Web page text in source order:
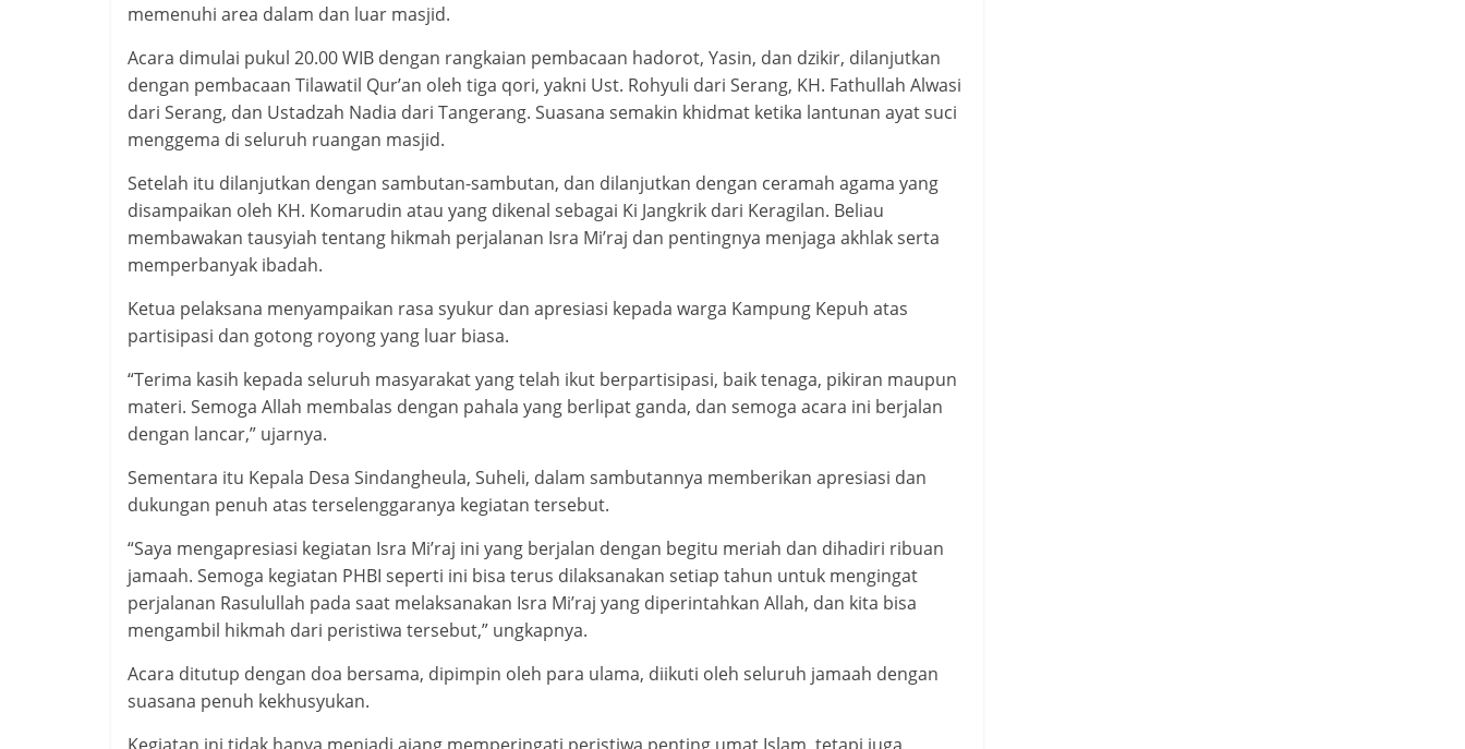
memenuhi area dalam dan luar masjid.
Acara dimulai pukul 20.00 WIB dengan rangkaian pembacaan hadorot, Yasin, dan dzikir, dilanjutkan
dengan pembacaan Tilawatil Qur’an oleh tiga qori, yakni Ust. Rohyuli dari Serang, KH. Fathullah Alwasi
dari Serang, dan Ustadzah Nadia dari Tangerang. Suasana semakin khidmat ketika lantunan ayat suci
menggema di seluruh ruangan masjid.
Setelah itu dilanjutkan dengan sambutan-sambutan, dan dilanjutkan dengan ceramah agama yang
disampaikan oleh KH. Komarudin atau yang dikenal sebagai Ki Jangkrik dari Keragilan. Beliau
membawakan tausyiah tentang hikmah perjalanan Isra Mi’raj dan pentingnya menjaga akhlak serta
memperbanyak ibadah.
Ketua pelaksana menyampaikan rasa syukur dan apresiasi kepada warga Kampung Kepuh atas
partisipasi dan gotong royong yang luar biasa.
“Terima kasih kepada seluruh masyarakat yang telah ikut berpartisipasi, baik tenaga, pikiran maupun
materi. Semoga Allah membalas dengan pahala yang berlipat ganda, dan semoga acara ini berjalan
dengan lancar,” ujarnya.
Sementara itu Kepala Desa Sindangheula, Suheli, dalam sambutannya memberikan apresiasi dan
dukungan penuh atas terselenggaranya kegiatan tersebut.
“Saya mengapresiasi kegiatan Isra Mi’raj ini yang berjalan dengan begitu meriah dan dihadiri ribuan
jamaah. Semoga kegiatan PHBI seperti ini bisa terus dilaksanakan setiap tahun untuk mengingat
perjalanan Rasulullah pada saat melaksanakan Isra Mi’raj yang diperintahkan Allah, dan kita bisa
mengambil hikmah dari peristiwa tersebut,” ungkapnya.
Acara ditutup dengan doa bersama, dipimpin oleh para ulama, diikuti oleh seluruh jamaah dengan
suasana penuh kekhusyukan.